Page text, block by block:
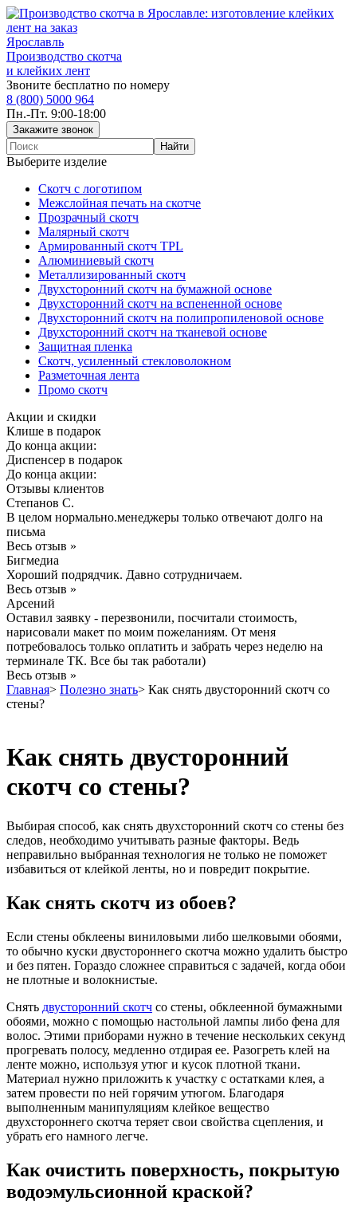
Ярославль
Производство скотча
и клейких лент
Звоните бесплатно по номеру
8 (800) 5000 964
Пн.-Пт. 9:00-18:00
Выберите изделие
Скотч с логотипом
Межслойная печать на скотче
Прозрачный скотч
Малярный скотч
Армированный скотч TPL
Алюминиевый скотч
Металлизированный скотч
Двухсторонний скотч на бумажной основе
Двухсторонний скотч на вспененной основе
Двухсторонний скотч на полипропиленовой основе
Двухсторонний скотч на тканевой основе
Защитная пленка
Скотч, усиленный стекловолокном
Разметочная лента
Промо скотч
Акции и скидки
Клише в подарок
До конца акции:
Диспенсер в подарок
До конца акции:
Отзывы клиентов
Степанов С.
В целом нормально.менеджеры только отвечают долго на
письма
Весь отзыв »
Бигмедиа
Хороший подрядчик. Давно сотрудничаем.
Весь отзыв »
Арсений
Оставил заявку - перезвонили, посчитали стоимость,
нарисовали макет по моим пожеланиям. От меня
потребовалось только оплатить и забрать через неделю на
терминале ТК. Все бы так работали)
Весь отзыв »
Главная> Полезно знать> Как снять двусторонний скотч со
стены?
Как снять двусторонний
скотч со стены?
Выбирая способ, как снять двухсторонний скотч со стены без
следов, необходимо учитывать разные факторы. Ведь
неправильно выбранная технология не только не поможет
избавиться от клейкой ленты, но и повредит покрытие.
Как снять скотч из обоев?
Если стены обклеены виниловыми либо шелковыми обоями,
то обычно куски двустороннего скотча можно удалить быстро
и без пятен. Гораздо сложнее справиться с задачей, когда обои
не плотные и волокнистые.
Снять двусторонний скотч со стены, обклеенной бумажными
обоями, можно с помощью настольной лампы либо фена для
волос. Этими приборами нужно в течение нескольких секунд
прогревать полосу, медленно отдирая ее. Разогреть клей на
ленте можно, используя утюг и кусок плотной ткани.
Материал нужно приложить к участку с остатками клея, а
затем провести по ней горячим утюгом. Благодаря
выполненным манипуляциям клейкое вещество
двухстороннего скотча теряет свои свойства сцепления, и
убрать его намного легче.
Как очистить поверхность, покрытую
водоэмульсионной краской?